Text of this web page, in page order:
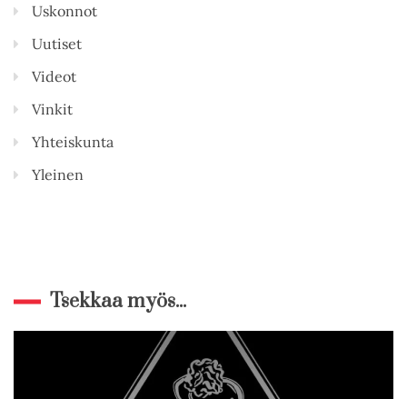
Uskonnot
Uutiset
Videot
Vinkit
Yhteiskunta
Yleinen
Tsekkaa myös...